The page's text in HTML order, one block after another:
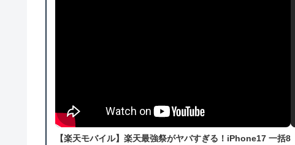
【楽天モバイル】楽天最強祭がヤバすぎる！iPhone17 一括8